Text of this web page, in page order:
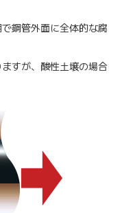
鋼管外面に全体的な腐
すが、酸性土壌の場合